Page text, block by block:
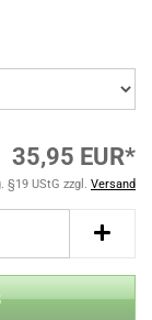
35,95 EUR*
§19 UStG zzgl. Versand